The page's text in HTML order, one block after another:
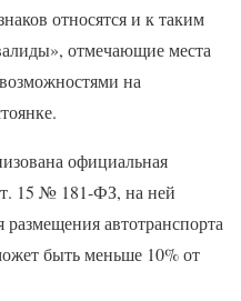
относятся и к таким
отмечающие места
на
официальная
15 № 181-ФЗ, на ней
автотранспорта
быть меньше 10% от